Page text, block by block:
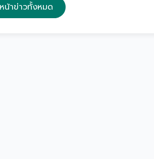
น้าข่าวทั้งหมด